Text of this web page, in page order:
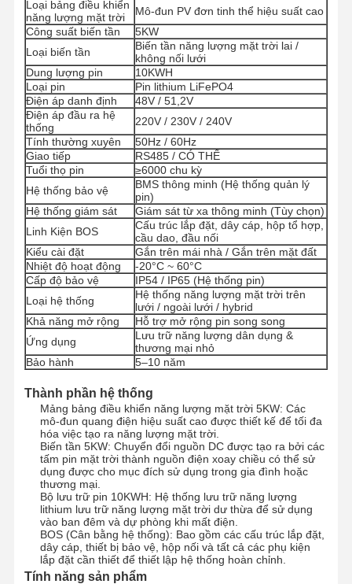
Nhà Sản Phẩm
Về Chúng
Tôi
Tham Quan
Nhà Máy
Chất Lượng
Chúng Tôi
Hệ thống năng lượng mặt trời Pv
Máy phát điện năng lượng mặt trời di động
Hệ thống lưu trữ năng lượng
Máy bơm nhiệt PVT
Ưu đãi hấp dẫn
Loại bảng điều khiển
năng lượng mặt trời
Mô-đun PV đơn tinh thể hiệu suất cao
Công suất biến tần
5KW
Loại biến tần
Biến tần năng lượng mặt trời lai /
không nối lưới
Dung lượng pin
10KWH
Loại pin
Pin lithium LiFePO4
Điện áp danh định
48V / 51,2V
Điện áp đầu ra hệ
thống
220V / 230V / 240V
Tính thường xuyên
50Hz / 60Hz
Giao tiếp
RS485 / CÓ THỂ
Tuổi thọ pin
≥6000 chu kỳ
Hệ thống bảo vệ
BMS thông minh (Hệ thống quản lý
pin)
Hệ thống giám sát
Giám sát từ xa thông minh (Tùy chọn)
Linh Kiện BOS
Cấu trúc lắp đặt, dây cáp, hộp tổ hợp,
cầu dao, đầu nối
Kiểu cài đặt
Gắn trên mái nhà / Gắn trên mặt đất
Nhiệt độ hoạt động
-20°C ~ 60°C
Cấp độ bảo vệ
IP54 / IP65 (Hệ thống pin)
Loại hệ thống
Hệ thống năng lượng mặt trời trên
lưới / ngoài lưới / hybrid
Khả năng mở rộng
Hỗ trợ mở rộng pin song song
Ứng dụng
Lưu trữ năng lượng dân dụng &
thương mại nhỏ
Bảo hành
5–10 năm
Thành phần hệ thống
Mảng bảng điều khiển năng lượng mặt trời 5KW: Các
mô-đun quang điện hiệu suất cao được thiết kế để tối đa
hóa việc tạo ra năng lượng mặt trời.
Biến tần 5KW: Chuyển đổi nguồn DC được tạo ra bởi các
tấm pin mặt trời thành nguồn điện xoay chiều có thể sử
dụng được cho mục đích sử dụng trong gia đình hoặc
thương mại.
Bộ lưu trữ pin 10KWH: Hệ thống lưu trữ năng lượng
lithium lưu trữ năng lượng mặt trời dư thừa để sử dụng
vào ban đêm và dự phòng khi mất điện.
BOS (Cân bằng hệ thống): Bao gồm các cấu trúc lắp đặt,
dây cáp, thiết bị bảo vệ, hộp nối và tất cả các phụ kiện
lắp đặt cần thiết để thiết lập hệ thống hoàn chỉnh.
Tính năng sản phẩm